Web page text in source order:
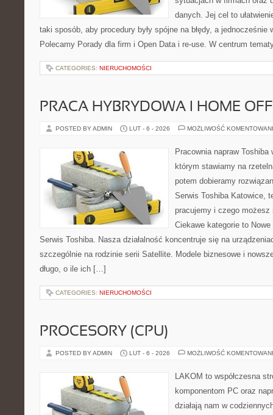
danych. Jej cel to
taki sposób, aby procedury były spójne na błędy, a jednocześnie
Polecamy Porady dla firm i Open Data i re-use. W centrum
CATEGORIES: NIERUCHOMOŚCI
PRACA HYBRYDOWA I HOME
POSTED BY ADMIN LUT - 6 - 2026 MOŻLIWOŚĆ
Pracownia napraw
którym stawiamy na
potem dobieramy
Serwis Toshiba Katowice,
pracujemy i czego możesz
Ciekawe kategorie to
Serwis Toshiba. Nasza działalność koncentruje się na
szczególnie na rodzinie serii Satellite. Modele biznesowe i
długo, o ile ich […]
CATEGORIES: NIERUCHOMOŚCI
PROCESORY (CPU)
POSTED BY ADMIN LUT - 6 - 2026 MOŻLIWOŚĆ
LAKOM to współczesna
komponentom PC oraz
działają nam w